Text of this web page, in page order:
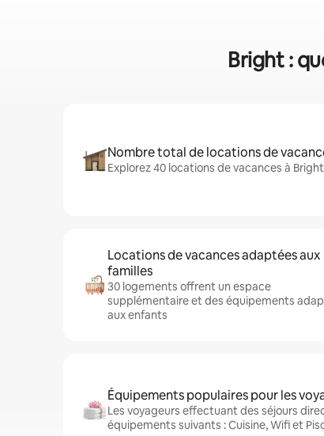
Bright :
Nombre total de locations de
Explorez 40 locations de vacances à Bright
Locations de vacances adaptées aux
familles
30 logements offrent un espace
supplémentaire et des équipements
aux enfants
Équipements populaires pour les
Les voyageurs effectuant des séjours
équipements suivants : Cuisine, Wifi et